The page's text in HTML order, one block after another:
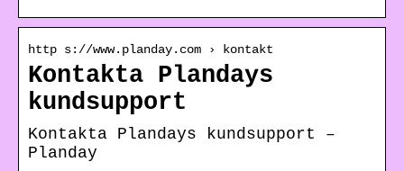
http s://www.planday.com › kontakt
Kontakta Plandays
kundsupport
Kontakta Plandays kundsupport –
Planday